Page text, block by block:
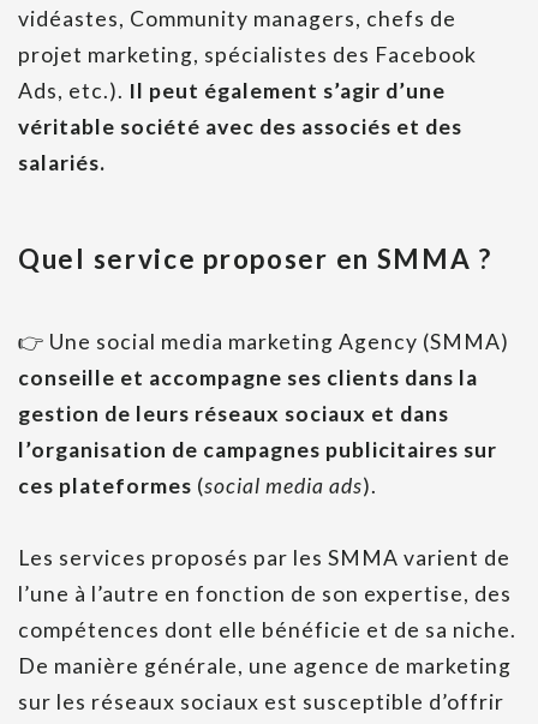
vidéastes, Community managers, chefs de
projet marketing, spécialistes des Facebook
Ads, etc.). Il peut également s’agir d’une
véritable société avec des associés et des
salariés.
Quel service proposer en SMMA ?
👉 Une social media marketing Agency (SMMA)
conseille et accompagne ses clients dans la
gestion de leurs réseaux sociaux et dans
l’organisation de campagnes publicitaires sur
ces plateformes (social media ads).
Les services proposés par les SMMA varient de
l’une à l’autre en fonction de son expertise, des
compétences dont elle bénéficie et de sa niche.
De manière générale, une agence de marketing
sur les réseaux sociaux est susceptible d’offrir